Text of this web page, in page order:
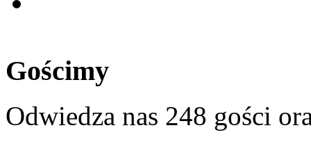
Gościmy
Odwiedza nas 248 gości